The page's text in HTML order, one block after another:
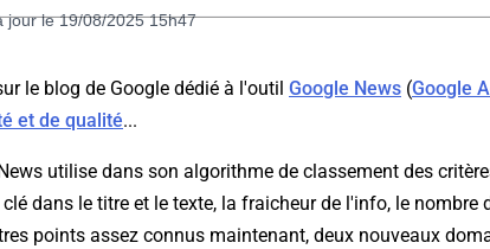
jour le 19/08/2025 15h47
le blog de Google dédié à l'outil Google News (Google
et de qualité...
utilise dans son algorithme de classement des
clé dans le titre et le texte, la fraicheur de l'info, le nombre
points assez connus maintenant, deux nouveaux